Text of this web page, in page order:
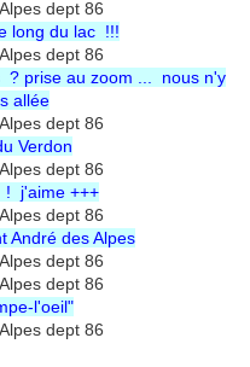
long du lac !!!
? prise au zoom ... nous n'y
allée
Verdon
! j'aime +++
André des Alpes
l'oeil"